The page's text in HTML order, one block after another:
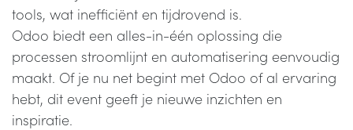
tools, wat inefficiënt en tijdrovend is.
Odoo biedt een alles-in-één oplossing die
processen stroomlijnt en automatisering eenvoudig
maakt. Of je nu net begint met Odoo of al ervaring
hebt, dit event geeft je nieuwe inzichten en
inspiratie.